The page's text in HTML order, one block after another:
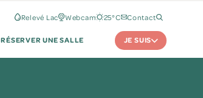
Relevé Lac Webcam 25°C Contact
RÉSERVER UNE SALLE JE SUIS